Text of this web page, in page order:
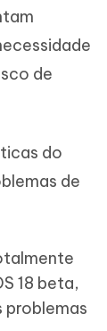
de
do
de
18 beta,
problemas